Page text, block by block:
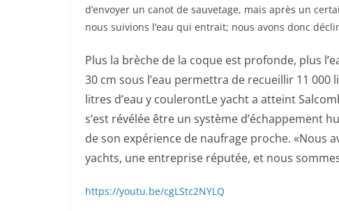
d’envoyer un canot de sauvetage, mais après un
nous suivions l’eau qui entrait; nous avons donc
Plus la brèche de la coque est profonde, plus
30 cm sous l’eau permettra de recueillir 11
litres d’eau y coulerontLe yacht a atteint
s’est révélée être un système d’échappement
de son expérience de naufrage proche. «Nous
yachts, une entreprise réputée, et nous
https://youtu.be/cgLStc2NYLQ